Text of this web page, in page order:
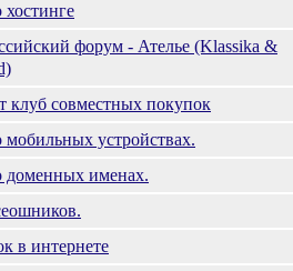
форум - Ателье (Klassika &
клуб совместных покупок
устройствах.
именах.
в интернете